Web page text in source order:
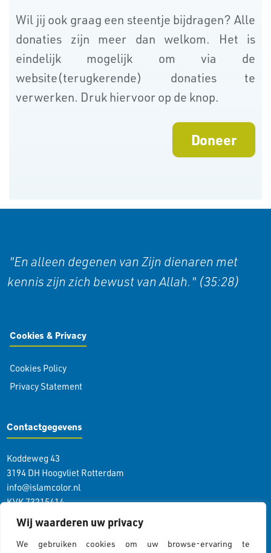
Wij waarderen uw privacy
We gebruiken cookies om uw browse-ervaring te
Wil jij ook graag een steentje bijdragen? Alle
donaties zijn meer dan welkom. Het is
eindelijk mogelijk om via de
website(terugkerende) donaties te
verwerken. Druk hiervoor op de knop.
Doneer
"En alleen degenen van Zijn dienaren met
kennis zijn zich bewust van Allah." (35:28)
Cookies & Privacy
Cookies Policy
Privacy Statement
Contactgegevens
Koddeweg 43
3194 DH Hoogvliet Rotterdam
info@islamcolor.nl
KVK 73215414
RSIN 859403865